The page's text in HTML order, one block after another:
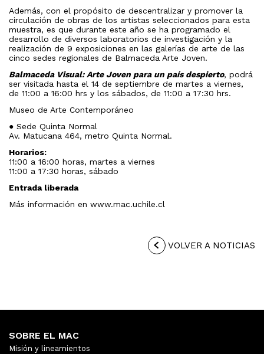
Además, con el propósito de descentralizar y promover la
circulación de obras de los artistas seleccionados para esta
muestra, es que durante este año se ha programado el
desarrollo de diversos laboratorios de investigación y la
realización de 9 exposiciones en las galerías de arte de las
cinco sedes regionales de Balmaceda Arte Joven.
Balmaceda Visual: Arte Joven para un país despierto, podrá
ser visitada hasta el 14 de septiembre de martes a viernes,
de 11:00 a 16:00 hrs y los sábados, de 11:00 a 17:30 hrs.
Museo de Arte Contemporáneo
● Sede Quinta Normal
Av. Matucana 464, metro Quinta Normal.
Horarios:
11:00 a 16:00 horas, martes a viernes
11:00 a 17:30 horas, sábado
Entrada liberada
Más información en www.mac.uchile.cl
VOLVER A NOTICIAS
SOBRE EL MAC
Misión y lineamientos